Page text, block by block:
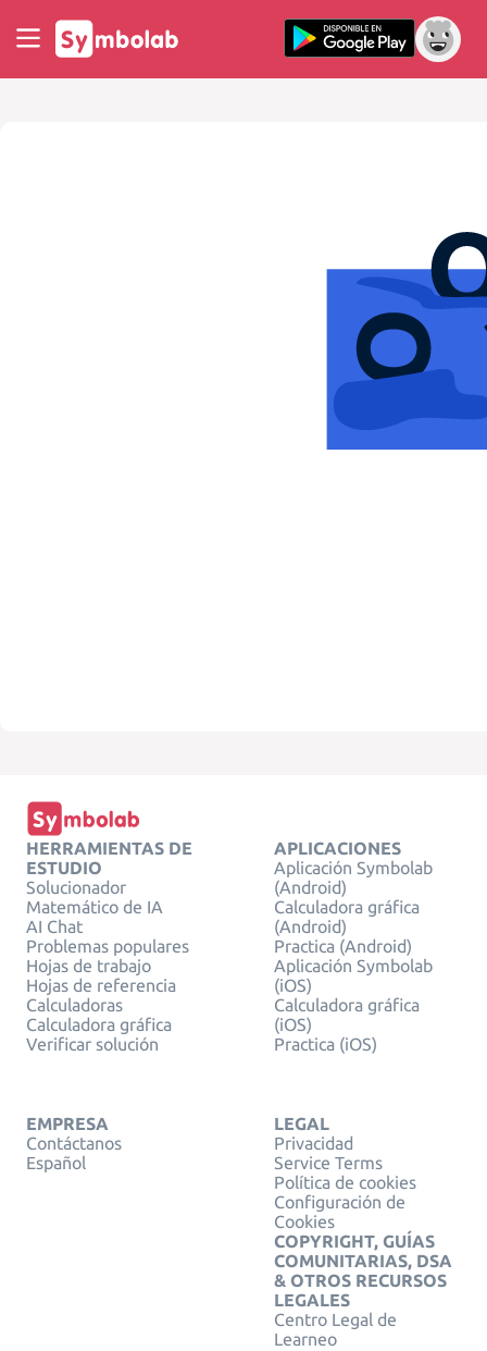
HERRAMIENTAS DE
ESTUDIO
Solucionador
Matemático de IA
AI Chat
Problemas populares
Hojas de trabajo
Hojas de referencia
Calculadoras
Calculadora gráfica
Verificar solución
APLICACIONES
Aplicación Symbolab
(Android)
Calculadora gráfica
(Android)
Practica (Android)
Aplicación Symbolab
(iOS)
Calculadora gráfica
(iOS)
Practica (iOS)
EMPRESA
Contáctanos
Español
LEGAL
Privacidad
Service Terms
Política de cookies
Configuración de
Cookies
COPYRIGHT, GUÍAS
COMUNITARIAS, DSA
& OTROS RECURSOS
LEGALES
Centro Legal de
Learneo